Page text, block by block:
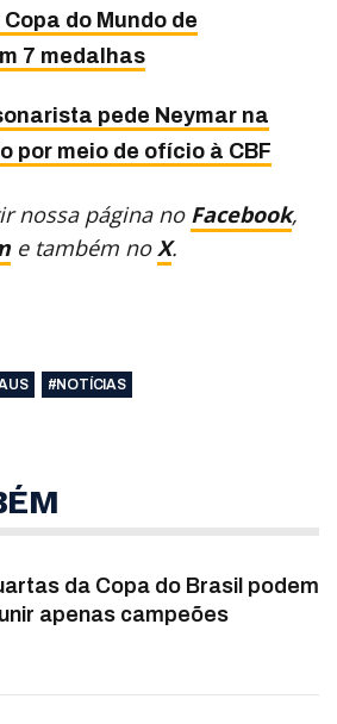
do Mundo de
7 medalhas
pede Neymar na
por meio de ofício à CBF
nossa página no Facebook,
e também noX.
#NOTÍCIAS
da Copa do Brasil podem
apenas campeões